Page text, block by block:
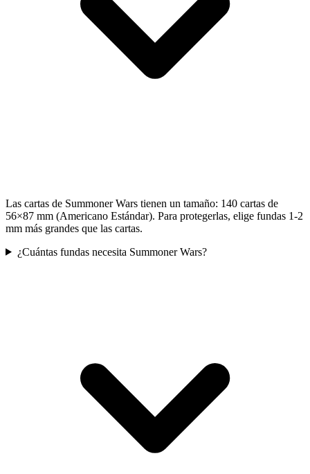
Las cartas de Summoner Wars tienen un tamaño: 140 cartas de
56×87 mm (Americano Estándar). Para protegerlas, elige fundas 1-2
mm más grandes que las cartas.
¿Cuántas fundas necesita Summoner Wars?